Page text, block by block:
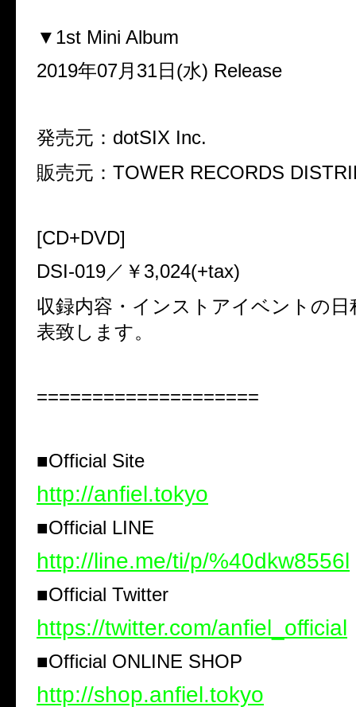
▼1st Mini Album
2019年07月31日(水) Release
発売元：dotSIX Inc.
販売元：TOWER RECORDS
[CD+DVD]
DSI-019／￥3,024(+tax)
収録内容・インストアイベントの日
表致します。
====================
■Official Site
http://anfiel.tokyo
■Official LINE
http://line.me/ti/p/%40dkw8556l
■Official Twitter
https://twitter.com/anfiel_official
■Official ONLINE SHOP
http://shop.anfiel.tokyo